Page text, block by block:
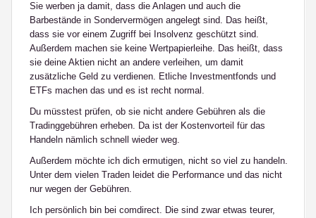
Sie werben ja damit, dass die Anlagen und auch die
Barbestände in Sondervermögen angelegt sind. Das heißt,
dass sie vor einem Zugriff bei Insolvenz geschützt sind.
Außerdem machen sie keine Wertpapierleihe. Das heißt, dass
sie deine Aktien nicht an andere verleihen, um damit
zusätzliche Geld zu verdienen. Etliche Investmentfonds und
ETFs machen das und es ist recht normal.
Du müsstest prüfen, ob sie nicht andere Gebühren als die
Tradinggebühren erheben. Da ist der Kostenvorteil für das
Handeln nämlich schnell wieder weg.
Außerdem möchte ich dich ermutigen, nicht so viel zu handeln.
Unter dem vielen Traden leidet die Performance und das nicht
nur wegen der Gebühren.
Ich persönlich bin bei comdirect. Die sind zwar etwas teurer,